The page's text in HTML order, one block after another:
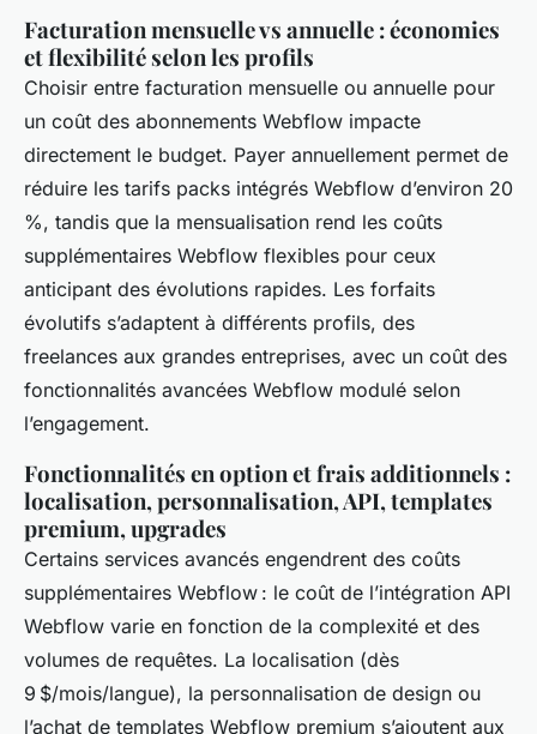
Facturation mensuelle vs annuelle : économies
et flexibilité selon les profils
Choisir entre facturation mensuelle ou annuelle pour
un coût des abonnements Webflow impacte
directement le budget. Payer annuellement permet de
réduire les tarifs packs intégrés Webflow d’environ 20
%, tandis que la mensualisation rend les coûts
supplémentaires Webflow flexibles pour ceux
anticipant des évolutions rapides. Les forfaits
évolutifs s’adaptent à différents profils, des
freelances aux grandes entreprises, avec un coût des
fonctionnalités avancées Webflow modulé selon
l’engagement.
Fonctionnalités en option et frais additionnels :
localisation, personnalisation, API, templates
premium, upgrades
Certains services avancés engendrent des coûts
supplémentaires Webflow : le coût de l’intégration API
Webflow varie en fonction de la complexité et des
volumes de requêtes. La localisation (dès
9 $/mois/langue), la personnalisation de design ou
l’achat de templates Webflow premium s’ajoutent aux